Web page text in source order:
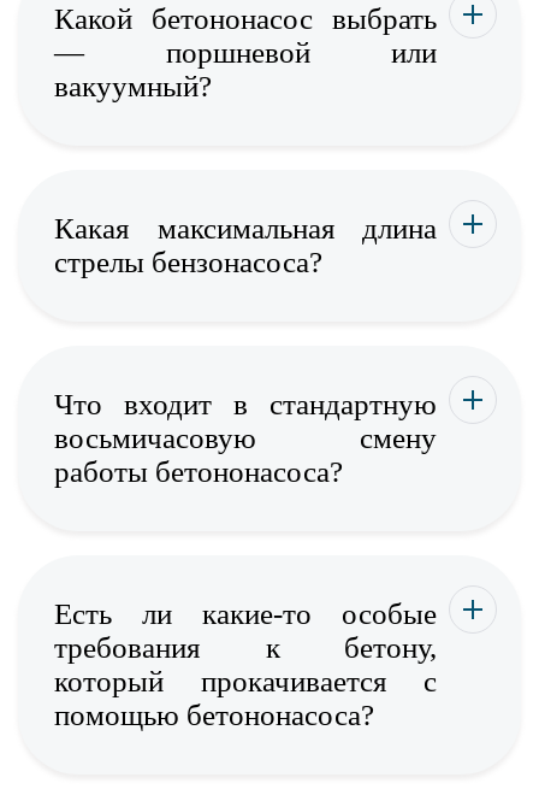
Какой бетононасос выбрать
— поршневой или
вакуумный?
Какая максимальная длина
стрелы бензонасоса?
Что входит в стандартную
восьмичасовую смену
работы бетононасоса?
Есть ли какие-то особые
требования к бетону,
который прокачивается с
помощью бетононасоса?